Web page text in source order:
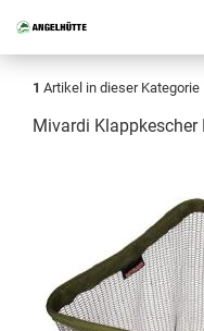
1 Artikel in dieser Kategorie
Mivardi Klappkescher